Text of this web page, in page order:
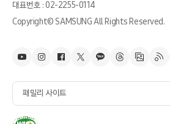
대표번호 : 02-2255-0114
Copyright© SAMSUNG All Rights Reserved.
패밀리 사이트